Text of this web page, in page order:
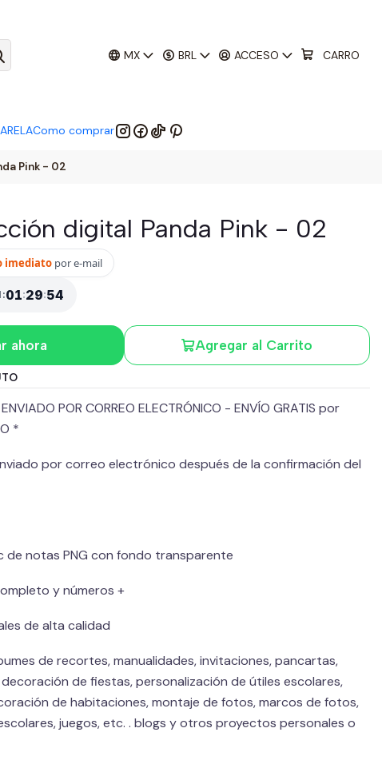
MX BRL ACCESO CARRO
Como comprar
Pink - 02
digital Panda Pink - 02
imediato por e-mail
01:29:52
Agregar al Carrito
ahora
POR CORREO ELECTRÓNICO - ENVÍO GRATIS por
*
por correo electrónico después de la confirmación del
de notas PNG con fondo transparente
y números +
de alta calidad
de recortes, manualidades, invitaciones, pancartas,
de fiestas, personalización de útiles escolares,
de habitaciones, montaje de fotos, marcos de fotos,
juegos, etc. . blogs y otros proyectos personales o